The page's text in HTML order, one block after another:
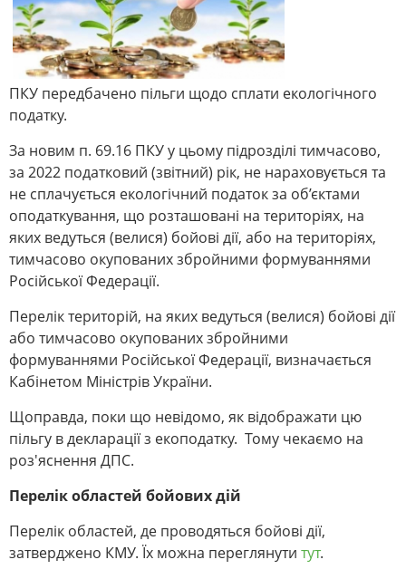
ПКУ передбачено пільги щодо сплати екологічного
податку.
За новим п. 69.16 ПКУ у цьому підрозділі тимчасово,
за 2022 податковий (звітний) рік, не нараховується та
не сплачується екологічний податок за об’єктами
оподаткування, що розташовані на територіях, на
яких ведуться (велися) бойові дії, або на територіях,
тимчасово окупованих збройними формуваннями
Російської Федерації.
Перелік територій, на яких ведуться (велися) бойові дії
або тимчасово окупованих збройними
формуваннями Російської Федерації, визначається
Кабінетом Міністрів України.
Щоправда, поки що невідомо, як відображати цю
пільгу в декларації з екоподатку. Тому чекаємо на
роз'яснення ДПС.
Перелік областей бойових дій
Перелік областей, де проводяться бойові дії,
затверджено КМУ. Їх можна переглянути тут.